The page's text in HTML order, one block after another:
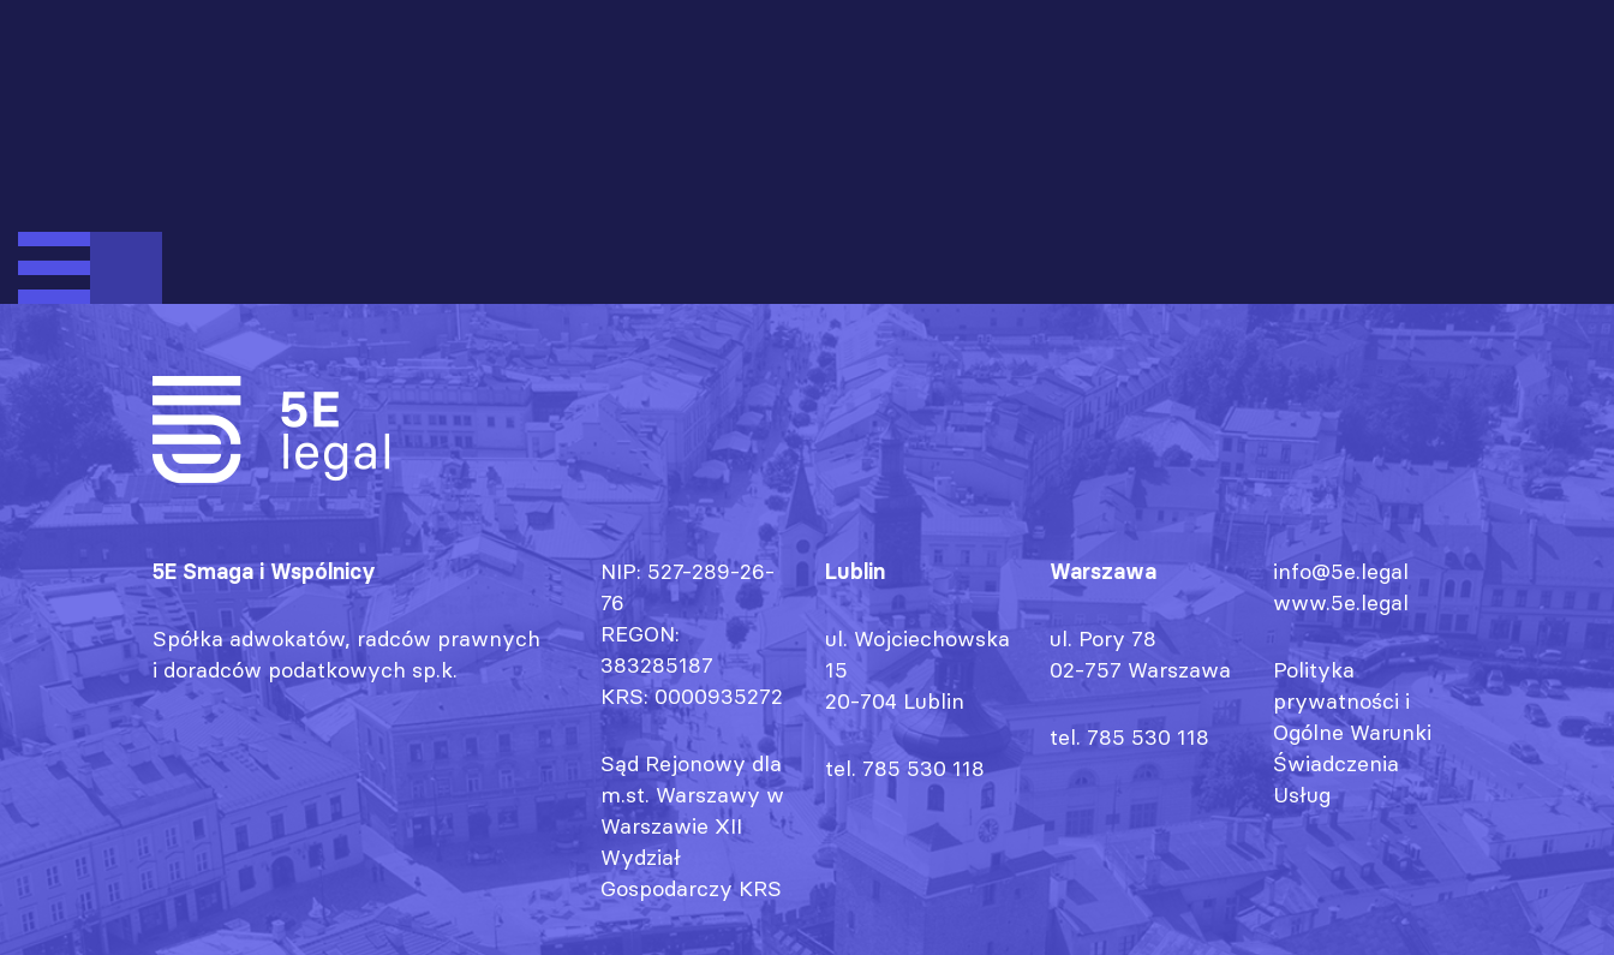
5E Smaga i Wspólnicy
Spółka adwokatów, radców prawnych
i doradców podatkowych sp.k.
NIP: 527-289-26-
76
REGON:
383285187
KRS: 0000935272
Sąd Rejonowy dla
m.st. Warszawy w
Warszawie XII
Wydział
Gospodarczy KRS
Lublin
ul. Wojciechowska
15
20-704 Lublin
tel. 785 530 118
Warszawa
ul. Pory 78
02-757 Warszawa
tel. 785 530 118
info@5e.legal
www.5e.legal
Polityka
prywatności i
Ogólne Warunki
Świadczenia
Usług